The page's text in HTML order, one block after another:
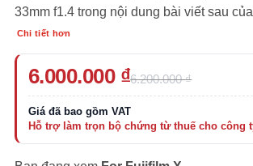
33mm f1.4 trong nội dung bài viết sau của
Chi tiết hơn
6.200.000₫
Giá
gốc
là:
6.200.000 ₫.
6.000.000 ₫
Giá
hiện
tại
là:
6.000.000 ₫.